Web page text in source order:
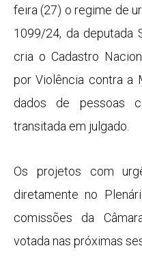
feira (27) o regime de
1099/24, da deputada
cria o Cadastro
por Violência contra a
dados de pessoas
transitada em julgado
Os projetos com
diretamente no
comissões da
votada nas próximas